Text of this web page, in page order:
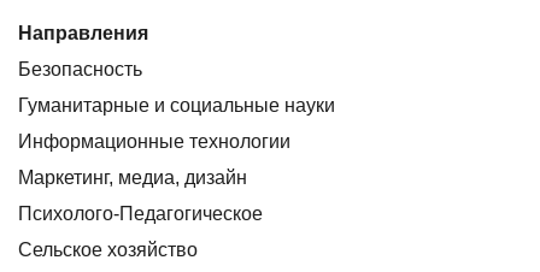
Направления
Безопасность
Гуманитарные и социальные науки
Информационные технологии
Маркетинг, медиа, дизайн
Психолого-Педагогическое
Сельское хозяйство